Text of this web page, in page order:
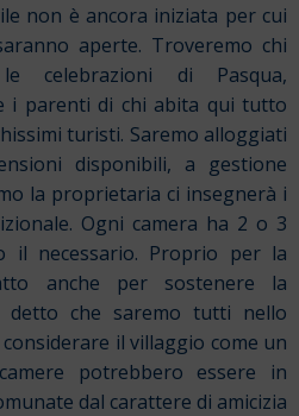
non è ancora iniziata per cui
aperte. Troveremo chi
celebrazioni di Pasqua,
i parenti di chi abita qui tutto
turisti. Saremo alloggiati
disponibili, a gestione
la proprietaria ci insegnerà i
Ogni camera ha 2 o 3
necessario. Proprio per la
anche per sostenere la
detto che saremo tutti nello
il villaggio come un
potrebbero essere in
dal carattere di amicizia